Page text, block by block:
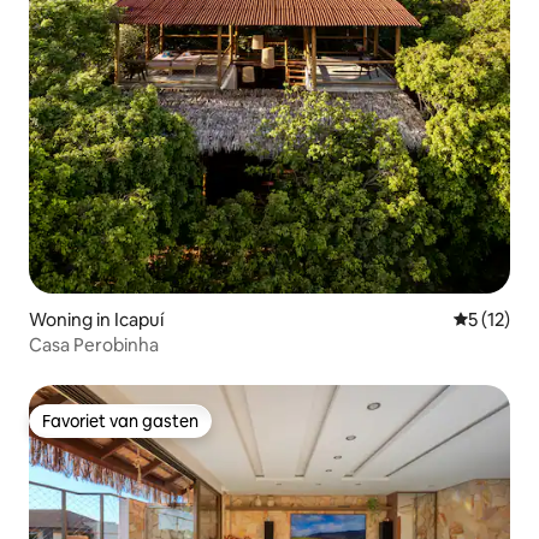
Woning in Icapuí
5 (12)
Casa Perobinha
Favoriet van gasten
Favoriet van gasten